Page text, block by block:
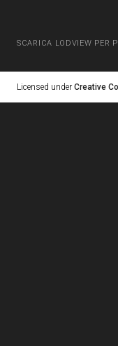
SCARICA LODVIEW PER
Licensed under Creative